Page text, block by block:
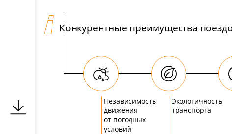
Конкурентные преимущества
Независимость
движения
от погодных
условий
Экологичность
транспорта